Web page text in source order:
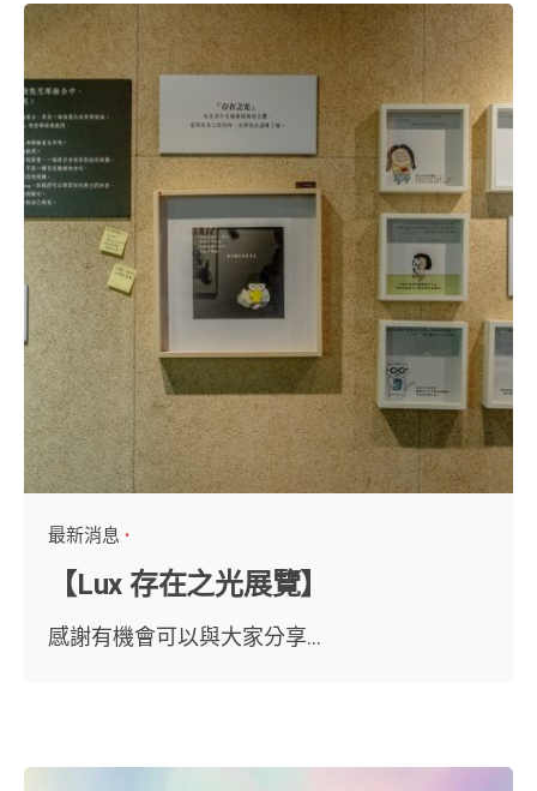
最新消息
【Lux 存在之光展覽】
感謝有機會可以與大家分享...